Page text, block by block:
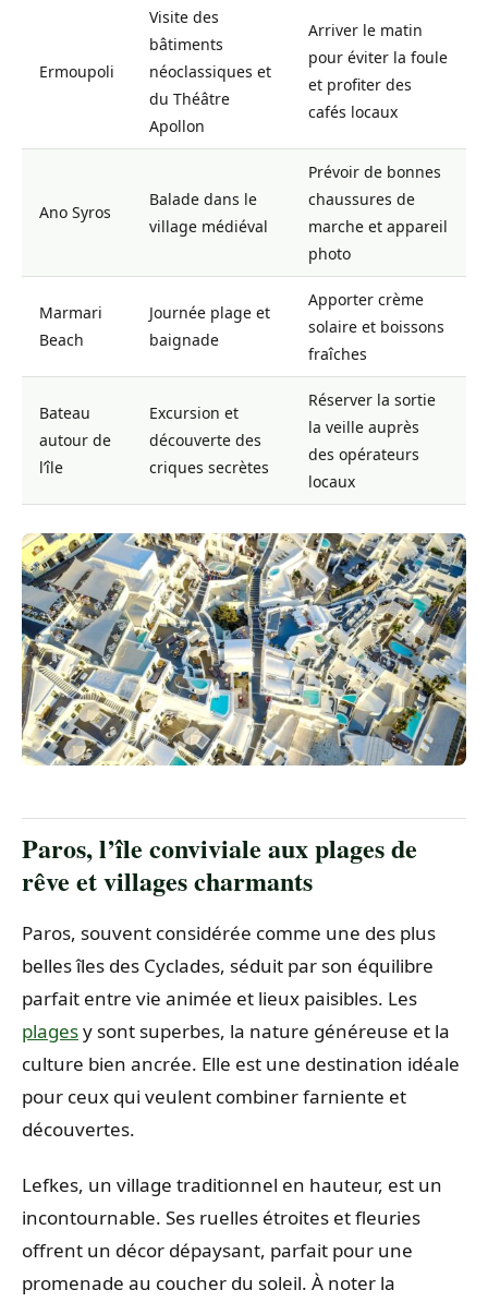
Ermoupoli
Visite des
bâtiments
néoclassiques et
du Théâtre
Apollon
Arriver le matin
pour éviter la foule
et profiter des
cafés locaux
Ano Syros
Balade dans le
village médiéval
Prévoir de bonnes
chaussures de
marche et appareil
photo
Marmari
Beach
Journée plage et
baignade
Apporter crème
solaire et boissons
fraîches
Bateau
autour de
l’île
Excursion et
découverte des
criques secrètes
Réserver la sortie
la veille auprès
des opérateurs
locaux
Paros, l’île conviviale aux plages de
rêve et villages charmants
Paros, souvent considérée comme une des plus
belles îles des Cyclades, séduit par son équilibre
parfait entre vie animée et lieux paisibles. Les
plagesy sont superbes, la nature généreuse et la
culture bien ancrée. Elle est une destination idéale
pour ceux qui veulent combiner farniente et
découvertes.
Lefkes, un village traditionnel en hauteur, est un
incontournable. Ses ruelles étroites et fleuries
offrent un décor dépaysant, parfait pour une
promenade au coucher du soleil. À noter la